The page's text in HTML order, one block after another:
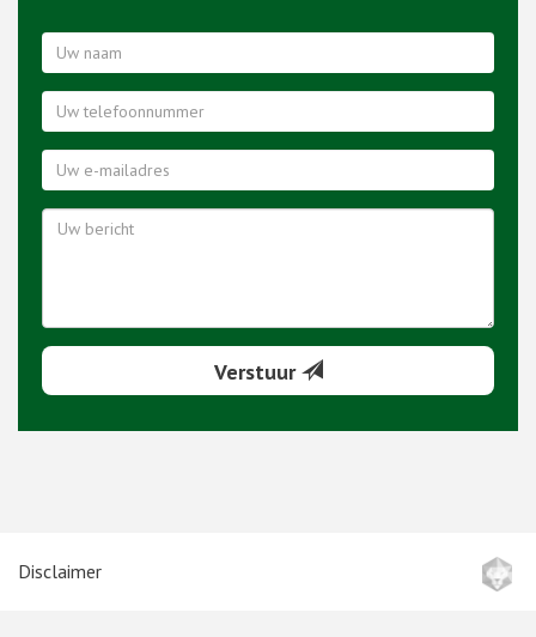
Verstuur
Disclaimer